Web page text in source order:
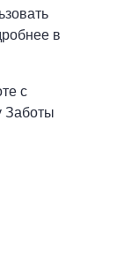
в
с
Заботы